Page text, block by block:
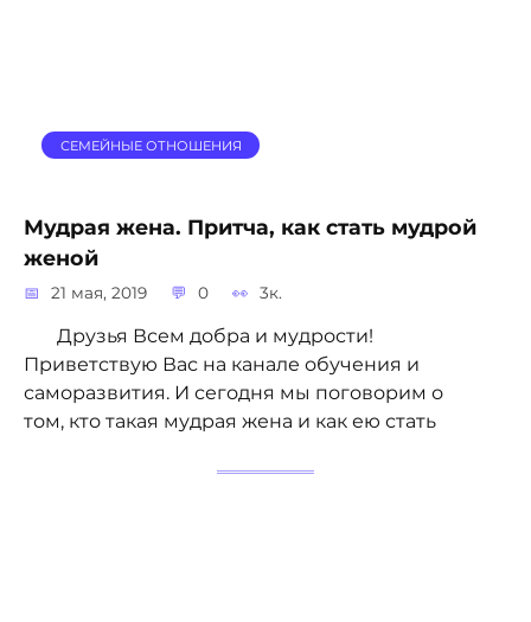
СЕМЕЙНЫЕ ОТНОШЕНИЯ
Мудрая жена. Притча, как стать мудрой
женой
21 мая, 2019 0 3к.
Друзья Всем добра и мудрости!
Приветствую Вас на канале обучения и
саморазвития. И сегодня мы поговорим о
том, кто такая мудрая жена и как ею стать